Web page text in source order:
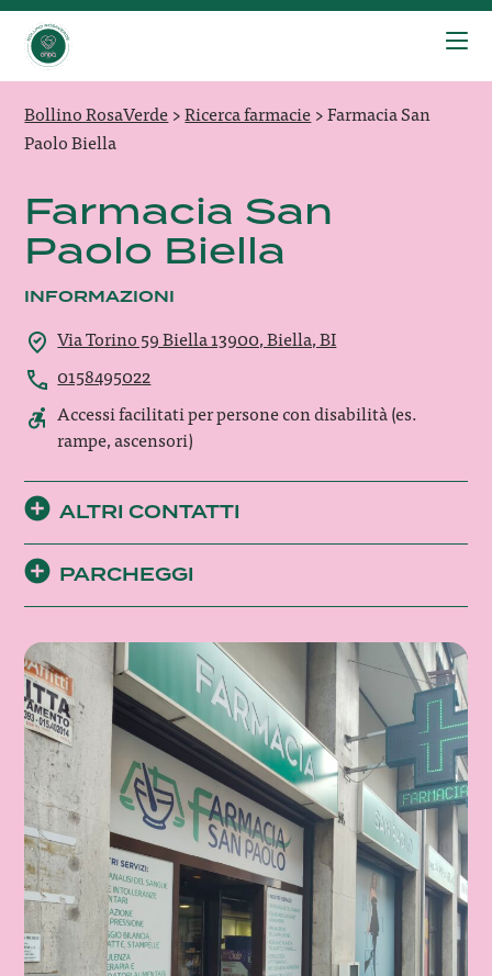
Bollino RosaVerde>Ricerca farmacie>Farmacia San
Paolo Biella
Farmacia San
Paolo Biella
INFORMAZIONI
Via Torino 59 Biella 13900, Biella, BI
0158495022
Accessi facilitati per persone con disabilità (es.
rampe, ascensori)
ALTRI CONTATTI
PARCHEGGI